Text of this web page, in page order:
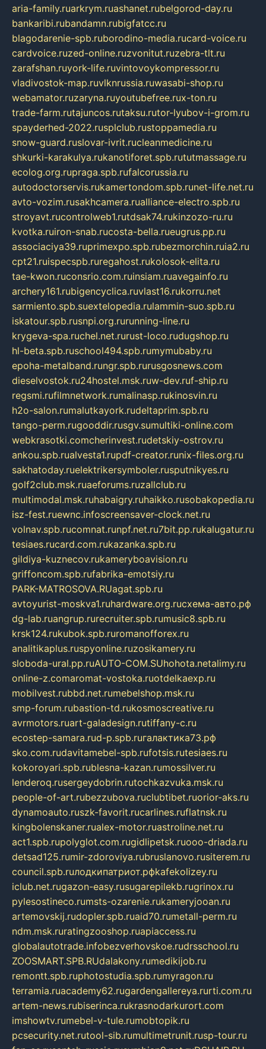
aria-family.ruarkrym.ruashanet.rubelgorod-day.ru
bankaribi.rubandamn.rubigfatcc.ru
blagodarenie-spb.ruborodino-media.rucard-voice.ru
cardvoice.ruzed-online.ruzvonitut.ruzebra-tlt.ru
zarafshan.ruyork-life.ruvintovoykompressor.ru
vladivostok-map.ruvlknrussia.ruwasabi-shop.ru
webamator.ruzaryna.ruyoutubefree.rux-ton.ru
trade-farm.rutajuncos.rutaksu.rutor-lyubov-i-grom.ru
spayderhed-2022.rusplclub.rustoppamedia.ru
snow-guard.ruslovar-ivrit.rucleanmedicine.ru
shkurki-karakulya.rukanotiforet.spb.rututmassage.ru
ecolog.org.rupraga.spb.rufalcorussia.ru
autodoctorservis.rukamertondom.spb.runet-life.net.ru
avto-vozim.rusakhcamera.rualliance-electro.spb.ru
stroyavt.rucontrolweb1.rutdsak74.rukinzozo-ru.ru
kvotka.ruiron-snab.rucosta-bella.rueugrus.pp.ru
associaciya39.ruprimexpo.spb.rubezmorchin.ruia2.ru
cpt21.ruispecspb.ruregahost.rukolosok-elita.ru
tae-kwon.ruconsrio.com.ruinsiam.ruavegainfo.ru
archery161.rubigencyclica.ruvlast16.rukorru.net
sarmiento.spb.suextelopedia.rulammin-suo.spb.ru
iskatour.spb.rusnpi.org.rurunning-line.ru
krygeva-spa.ruchel.net.rurust-loco.rudugshop.ru
hl-beta.spb.ruschool494.spb.rumymubaby.ru
epoha-metalband.rungr.spb.rurusgosnews.com
dieselvostok.ru24hostel.msk.ruw-dev.ruf-ship.ru
regsmi.rufilmnetwork.rumalinasp.rukinosvin.ru
h2o-salon.rumalutkayork.rudeltaprim.spb.ru
tango-perm.rugooddir.rusgv.sumultiki-online.com
webkrasotki.comcherinvest.rudetskiy-ostrov.ru
ankou.spb.rualvesta1.rupdf-creator.runix-files.org.ru
sakhatoday.ruelektrikersymboler.rusputnikyes.ru
golf2club.msk.ruaeforums.ruzallclub.ru
multimodal.msk.ruhabaigry.ruhaikko.rusobakopedia.ru
isz-fest.ruewnc.infoscreensaver-clock.net.ru
volnav.spb.rucomnat.runpf.net.ru7bit.pp.rukalugatur.ru
tesiaes.rucard.com.rukazanka.spb.ru
gildiya-kuznecov.rukameryboavision.ru
griffoncom.spb.rufabrika-emotsiy.ru
PARK-MATROSOVA.RUagat.spb.ru
avtoyurist-moskva1.ruhardware.org.ruсхема-авто.рф
dg-lab.ruangrup.rurecruiter.spb.rumusic8.spb.ru
krsk124.rukubok.spb.ruromanofforex.ru
analitikaplus.ruspyonline.ruzosikamery.ru
sloboda-ural.pp.ruAUTO-COM.SUhohota.netalimy.ru
online-z.comaromat-vostoka.ruotdelkaexp.ru
mobilvest.rubbd.net.rumebelshop.msk.ru
smp-forum.rubastion-td.rukosmoscreative.ru
avrmotors.ruart-galadesign.rutiffany-c.ru
ecostep-samara.rud-p.spb.ruгалактика73.рф
sko.com.rudavitamebel-spb.rufotsis.rutesiaes.ru
kokoroyari.spb.rublesna-kazan.rumossilver.ru
lenderoq.rusergeydobrin.rutochkazvuka.msk.ru
people-of-art.rubezzubova.ruclubtibet.ruorior-aks.ru
dynamoauto.ruszk-favorit.rucarlines.ruflatnsk.ru
kingbolenskaner.rualex-motor.ruastroline.net.ru
act1.spb.rupolyglot.com.rugidlipetsk.ruooo-driada.ru
detsad125.rumir-zdoroviya.rubruslanovo.rusiterem.ru
council.spb.ruлодкипатриот.рфkafekolizey.ru
iclub.net.rugazon-easy.rusugarepilekb.rugrinox.ru
pylesostineco.rumsts-ozarenie.rukameryjooan.ru
artemovskij.rudopler.spb.ruaid70.rumetall-perm.ru
ndm.msk.ruratingzooshop.ruapiaccess.ru
globalautotrade.infobezverhovskoe.rudrsschool.ru
ZOOSMART.SPB.RUdalakony.rumedikijob.ru
remontt.spb.ruphotostudia.spb.rumyragon.ru
terramia.ruacademy62.rugardengallereya.rurti.com.ru
artem-news.rubiserinca.rukrasnodarkurort.com
imshowtv.rumebel-v-tule.rumobtopik.ru
pcsecurity.net.rutool-sib.rumultimetrunit.rusp-tour.ru